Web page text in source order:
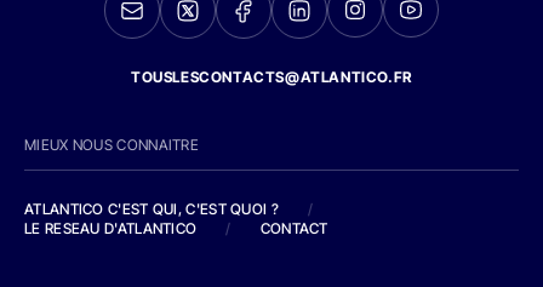
TOUSLESCONTACTS@ATLANTICO.FR
MIEUX NOUS CONNAITRE
ATLANTICO C'EST QUI, C'EST QUOI ?
/
LE RESEAU D'ATLANTICO
/ CONTACT